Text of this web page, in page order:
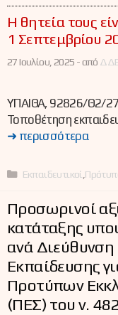
Η θητεία τους
1 Σεπτεμβρίου
27 Ιουλίου, 2025 -από ΔΔΕ
ΥΠΑΙΘΑ, 92826/Θ2/
Τοποθέτηση
➜ περισσότερα
Κατηγορίες
Εκπαιδευτικοί
Προσωρινοί
κατάταξης
ανά
Εκπαίδευσης
Προτύπων
(ΠΕΣ) του ν.